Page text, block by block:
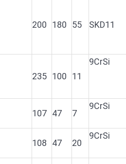
200 180 55 SKD11
235 100 11
9CrSi
107 47 7
9CrSi
108 47 20
9CrSi